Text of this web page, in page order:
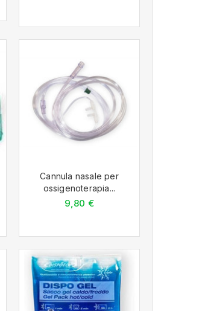
Cannula nasale per
ossigenoterapia...
9,80 €